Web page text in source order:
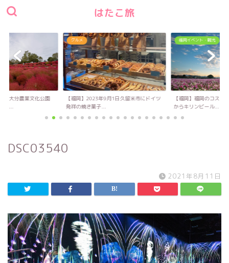
はたこ旅
！大分農業文化公園
キ...
グルメ
【福岡】2023年9月1日久留米市にドイツ
発祥の焼き菓子...
福岡イベント・観光
【福岡】福岡のコスモ
からキリンビール...
DSC03540
2021年8月11日